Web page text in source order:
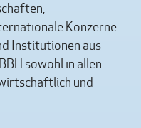
Konzerne.
Institutionen aus
sowohl in allen
und